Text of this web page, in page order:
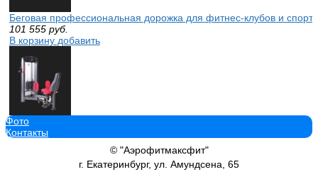
Беговая профессиональная дорожка для фитнес-клубов и
101 555 руб.
В корзину добавить
Тренажер Life Gym LK 9014 разведение бедра
62 890 руб.
Фото
Контакты
© "Аэрофитмаксфит"
г. Екатеринбург, ул. Амундсена, 65